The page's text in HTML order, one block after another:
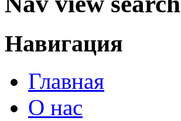
Навигация
Главная
О нас